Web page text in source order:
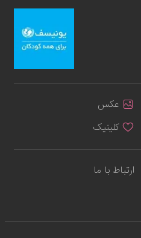
عکس
کلینیک
ارتباط با ما